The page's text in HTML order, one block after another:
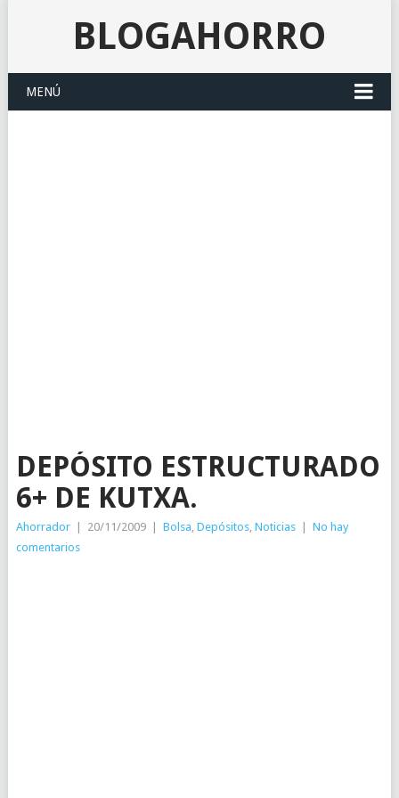
BLOGAHORRO
MENÚ
DEPÓSITO ESTRUCTURADO
6+ DE KUTXA.
Ahorrador 20/11/2009 Bolsa, Depósitos, Noticias
No hay
comentarios